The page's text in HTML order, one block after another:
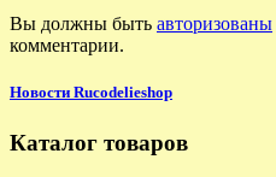
Вы должны быть авторизованы
комментарии.
Новости Rucodelieshop
Каталог товаров